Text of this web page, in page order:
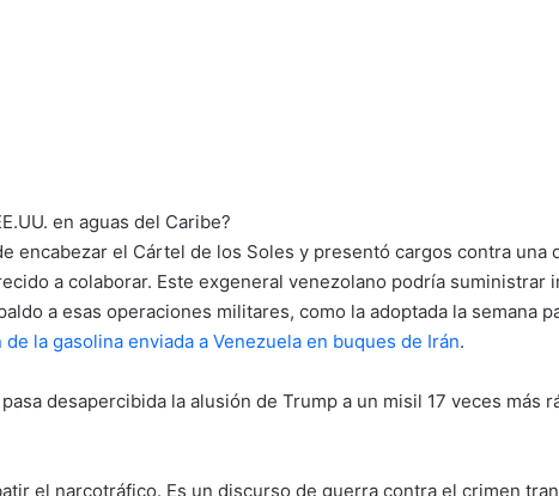
en aguas del Caribe?
encabezar el Cártel de los Soles y presentó cargos contra una
a colaborar. Este exgeneral venezolano podría suministrar
a esas operaciones militares, como la adoptada la semana
la gasolina enviada a Venezuela en buques de Irán.
desapercibida la alusión de Trump a un misil 17 veces más
el narcotráfico. Es un discurso de guerra contra el crimen